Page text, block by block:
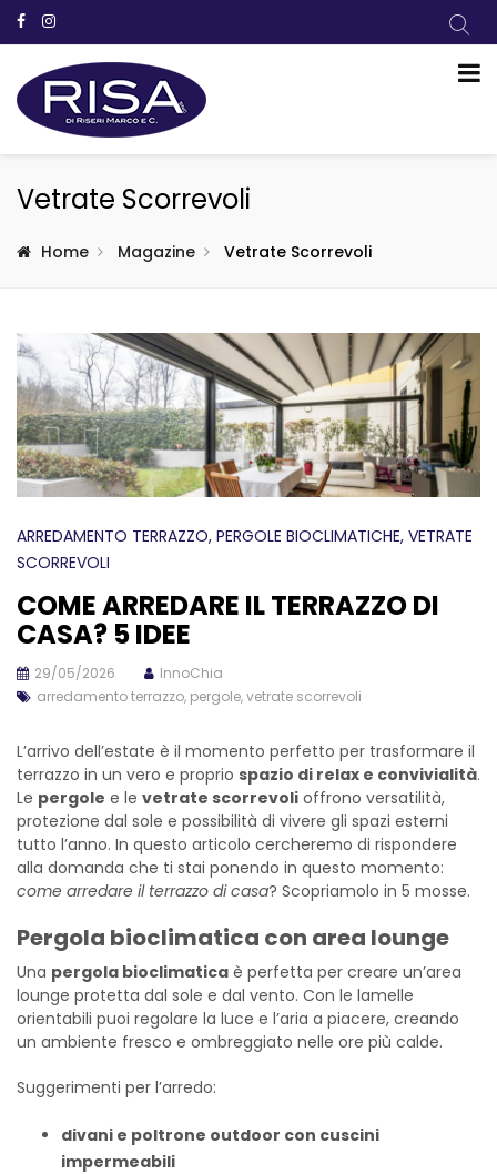
Vetrate Scorrevoli
Home Magazine Vetrate Scorrevoli
ARREDAMENTO TERRAZZO, PERGOLE BIOCLIMATICHE, VETRATE
SCORREVOLI
COME ARREDARE IL TERRAZZO DI
CASA? 5 IDEE
29/05/2026
InnoChia
arredamento terrazzo, pergole,vetrate scorrevoli
L’arrivo dell’estate è il momento perfetto per trasformare il
terrazzo in un vero e proprio spazio di relax e convivialità.
Le pergole e le vetrate scorrevoli offrono versatilità,
protezione dal sole e possibilità di vivere gli spazi esterni
tutto l’anno. In questo articolo cercheremo di rispondere
alla domanda che ti stai ponendo in questo momento:
come arredare il terrazzo di casa? Scopriamolo in 5 mosse.
Pergola bioclimatica con area lounge
Una pergola bioclimatica è perfetta per creare un’area
lounge protetta dal sole e dal vento. Con le lamelle
orientabili puoi regolare la luce e l’aria a piacere, creando
un ambiente fresco e ombreggiato nelle ore più calde.
Suggerimenti per l’arredo:
divani e poltrone outdoor con cuscini
impermeabili